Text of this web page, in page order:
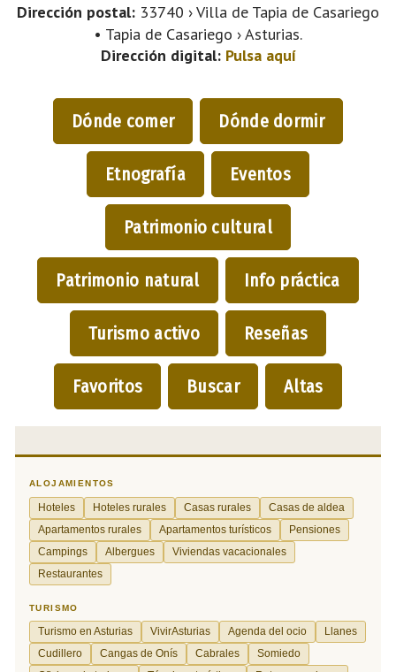
Dirección postal: 33740 › Villa de Tapia de Casariego
• Tapia de Casariego › Asturias.
Dirección digital: Pulsa aquí
Dónde comer Dónde dormir
Etnografía Eventos
Patrimonio cultural
Patrimonio natural Info práctica
Turismo activo Reseñas
Favoritos Buscar Altas